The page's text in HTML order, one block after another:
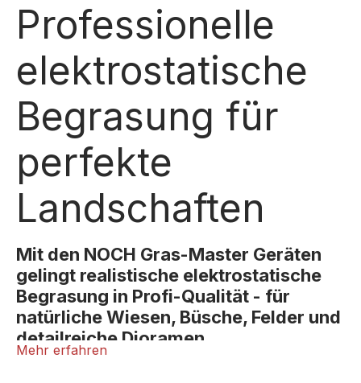
Professionelle
elektrostatische
Begrasung für
perfekte
Landschaften
Mit den NOCH Gras-Master Geräten
gelingt realistische elektrostatische
Begrasung in Profi-Qualität - für
natürliche Wiesen, Büsche, Felder und
detailreiche Dioramen.
Mehr erfahren